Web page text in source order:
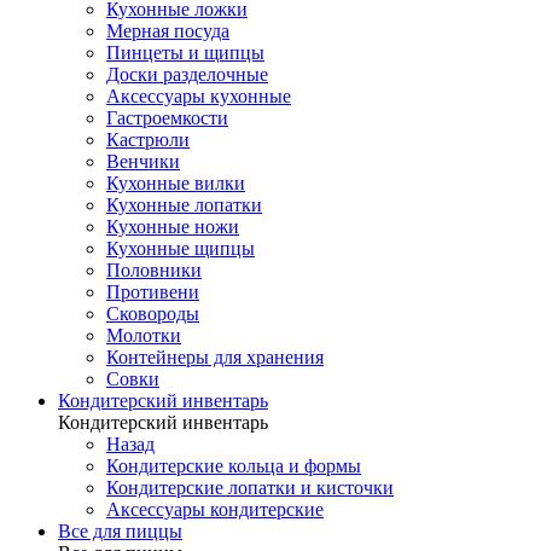
Кухонные ложки
Мерная посуда
Пинцеты и щипцы
Доски разделочные
Аксессуары кухонные
Гастроемкости
Кастрюли
Венчики
Кухонные вилки
Кухонные лопатки
Кухонные ножи
Кухонные щипцы
Половники
Противени
Сковороды
Молотки
Контейнеры для хранения
Совки
Кондитерский инвентарь
Кондитерский инвентарь
Назад
Кондитерские кольца и формы
Кондитерские лопатки и кисточки
Аксессуары кондитерские
Все для пиццы